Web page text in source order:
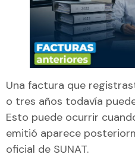
Una factura que
o tres años todavía
Esto puede ocurrir
emitió aparece
oficial de SUNAT.